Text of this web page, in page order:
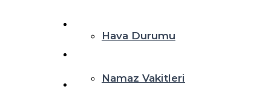
Hava Durumu
Namaz Vakitleri